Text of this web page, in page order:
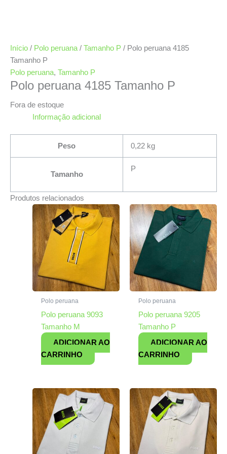
Início / Polo peruana / Tamanho P / Polo peruana 4185
Tamanho P
Polo peruana, Tamanho P
Polo peruana 4185 Tamanho P
Fora de estoque
Informação adicional
Peso 0,22 kg
Tamanho
P
Produtos relacionados
Polo peruana
Polo peruana 9093
Tamanho M
ADICIONAR AO
CARRINHO
Polo peruana
Polo peruana 9205
Tamanho P
ADICIONAR AO
CARRINHO